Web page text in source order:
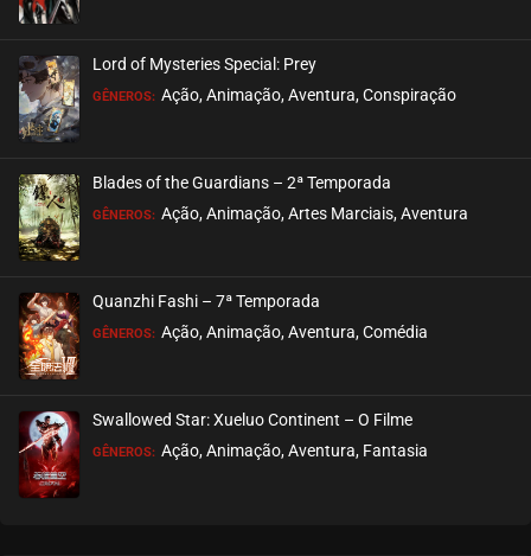
Lord of Mysteries Special: Prey
GÊNEROS: Ação, Animação, Aventura, Conspiração
Blades of the Guardians – 2ª Temporada
GÊNEROS: Ação, Animação, Artes Marciais, Aventura
Quanzhi Fashi – 7ª Temporada
GÊNEROS: Ação, Animação, Aventura, Comédia
Swallowed Star: Xueluo Continent – O Filme
GÊNEROS: Ação, Animação, Aventura, Fantasia